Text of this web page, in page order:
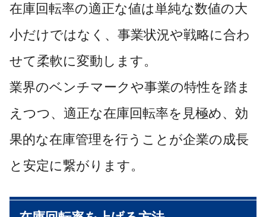
在庫回転率の適正な値は単純な数値の大
小だけではなく、事業状況や戦略に合わ
せて柔軟に変動します。
業界のベンチマークや事業の特性を踏ま
えつつ、適正な在庫回転率を見極め、効
果的な在庫管理を行うことが企業の成長
と安定に繋がります。